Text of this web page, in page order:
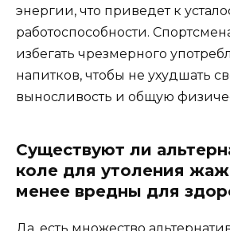
энергии, что приведет к
работоспособности.
избегать чрезмерного
напитков, чтобы не ухудшать
выносливость и общую
Существуют ли
коле для утоления
менее вредны для